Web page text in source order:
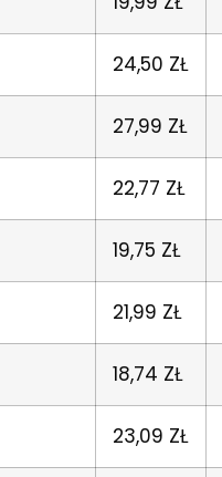
24,50 ZŁ
27,99 ZŁ
22,77 ZŁ
19,75 ZŁ
21,99 ZŁ
18,74 ZŁ
23,09 ZŁ